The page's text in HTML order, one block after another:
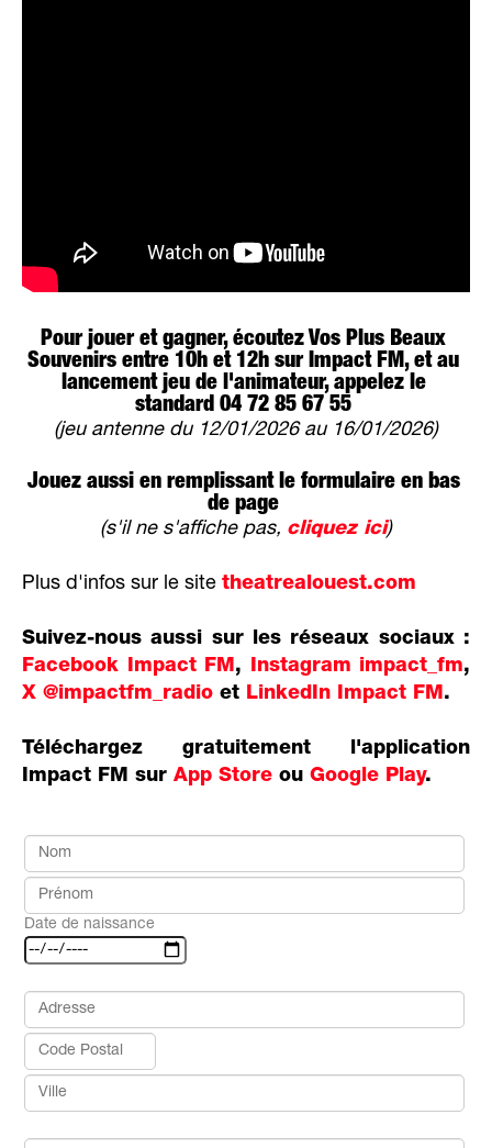
Pour jouer et gagner, écoutez Vos Plus Beaux
Souvenirs entre 10h et 12h sur Impact FM, et au
lancement jeu de l'animateur, appelez le
standard 04 72 85 67 55
(jeu antenne du 12/01/2026 au 16/01/2026)
Jouez aussi en remplissant le formulaire en bas
de page
(s'il ne s'affiche pas, cliquez ici)
Plus d'infos sur le site theatrealouest.com
Suivez-nous aussi sur les réseaux sociaux :
Facebook Impact FM, Instagram impact_fm,
X @impactfm_radio et LinkedIn Impact FM.
Téléchargez gratuitement l'application
Impact FM sur App Store ou Google Play.
Date de naissance